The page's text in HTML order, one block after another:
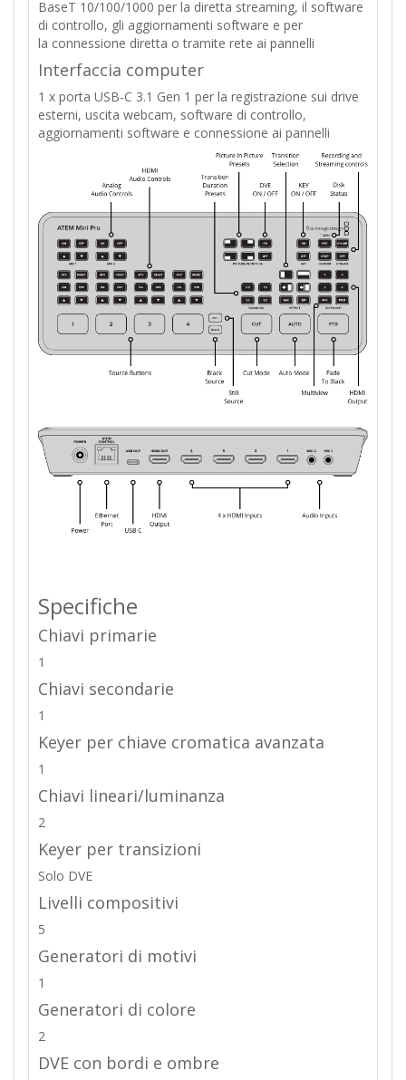
BaseT 10/100/1000 per la diretta streaming, il software
di controllo, gli aggiornamenti software e per
la connessione diretta o tramite rete ai pannelli
Interfaccia computer
1 x porta USB-C 3.1 Gen 1 per la registrazione sui drive
esterni, uscita webcam, software di controllo,
aggiornamenti software e connessione ai pannelli
Specifiche
Chiavi primarie
1
Chiavi secondarie
1
Keyer per chiave cromatica avanzata
1
Chiavi lineari/luminanza
2
Keyer per transizioni
Solo DVE
Livelli compositivi
5
Generatori di motivi
1
Generatori di colore
2
DVE con bordi e ombre